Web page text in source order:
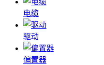
电缆
驱动
偏置器